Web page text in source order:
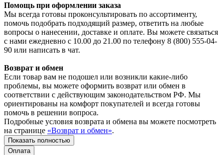
Помощь при оформлении заказа
Мы всегда готовы проконсультировать по ассортименту,
помочь подобрать подходящий размер, ответить на любые
вопросы о нанесении, доставке и оплате. Вы можете связаться
с нами ежедневно с 10.00 до 21.00 по телефону 8 (800) 555-04-
90 или написать в чат.
Возврат и обмен
Если товар вам не подошел или возникли какие-либо
проблемы, вы можете оформить возврат или обмен в
соответствии с действующим законодательством РФ. Мы
ориентированы на комфорт покупателей и всегда готовы
помочь в решении вопроса.
Подробные условия возврата и обмена вы можете посмотреть
на странице «Возврат и обмен».
Показать полностью
Оплата